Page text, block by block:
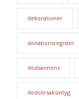
dekorationer
donationsregister
dödsannons
dödsorsaksintyg